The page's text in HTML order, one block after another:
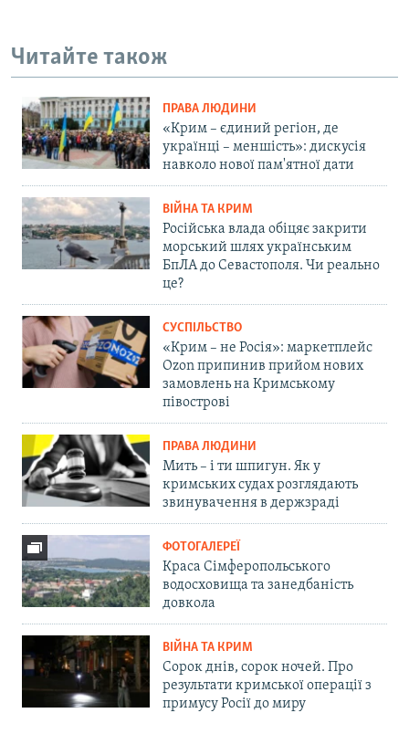
Читайте також
ПРАВА ЛЮДИНИ
«Крим – єдиний регіон, де
українці – меншість»: дискусія
навколо нової пам'ятної дати
ВІЙНА ТА КРИМ
Російська влада обіцяє закрити
морський шлях українським
БпЛА до Севастополя. Чи реально
це?
СУСПІЛЬСТВО
«Крим – не Росія»: маркетплейс
Ozon припинив прийом нових
замовлень на Кримському
півострові
ПРАВА ЛЮДИНИ
Мить – і ти шпигун. Як у
кримських судах розглядають
звинувачення в держзраді
ФОТОГАЛЕРЕЇ
Краса Сімферопольського
водосховища та занедбаність
довкола
ВІЙНА ТА КРИМ
Сорок днів, сорок ночей. Про
результати кримської операції з
примусу Росії до миру